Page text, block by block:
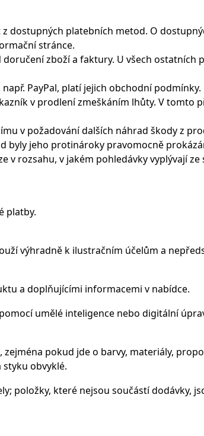
dostupných platebních metod. O
stránce.
zboží a faktury. U všech ostatních
PayPal, platí jejich obchodní podmínky.
v prodlení zmeškáním lhůty. V tomto
v požadování dalších náhrad škody z
byly jeho protinároky pravomocně
v rozsahu, v jakém pohledávky vyplývají ze
platby.
výhradně k ilustračním účelům a
a doplňujícími informacemi v nabídce.
umělé inteligence nebo digitální
pokud jde o barvy, materiály,
obvyklé.
položky, které nejsou součástí dodávky,